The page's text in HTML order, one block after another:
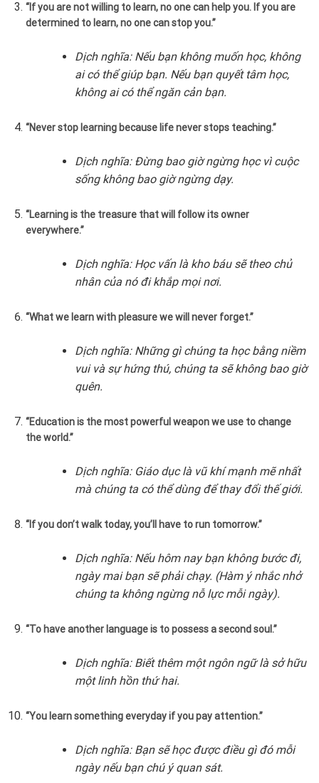
“If you are not willing to learn, no one can help you. If you are
determined to learn, no one can stop you.”
Dịch nghĩa: Nếu bạn không muốn học, không
ai có thể giúp bạn. Nếu bạn quyết tâm học,
không ai có thể ngăn cản bạn.
“Never stop learning because life never stops teaching.”
Dịch nghĩa: Đừng bao giờ ngừng học vì cuộc
sống không bao giờ ngừng dạy.
“Learning is the treasure that will follow its owner
everywhere.”
Dịch nghĩa: Học vấn là kho báu sẽ theo chủ
nhân của nó đi khắp mọi nơi.
“What we learn with pleasure we will never forget.”
Dịch nghĩa: Những gì chúng ta học bằng niềm
vui và sự hứng thú, chúng ta sẽ không bao giờ
quên.
“Education is the most powerful weapon we use to change
the world.”
Dịch nghĩa: Giáo dục là vũ khí mạnh mẽ nhất
mà chúng ta có thể dùng để thay đổi thế giới.
“If you don’t walk today, you’ll have to run tomorrow.”
Dịch nghĩa: Nếu hôm nay bạn không bước đi,
ngày mai bạn sẽ phải chạy. (Hàm ý nhắc nhở
chúng ta không ngừng nỗ lực mỗi ngày).
“To have another language is to possess a second soul.”
Dịch nghĩa: Biết thêm một ngôn ngữ là sở hữu
một linh hồn thứ hai.
“You learn something everyday if you pay attention.”
Dịch nghĩa: Bạn sẽ học được điều gì đó mỗi
ngày nếu bạn chú ý quan sát.